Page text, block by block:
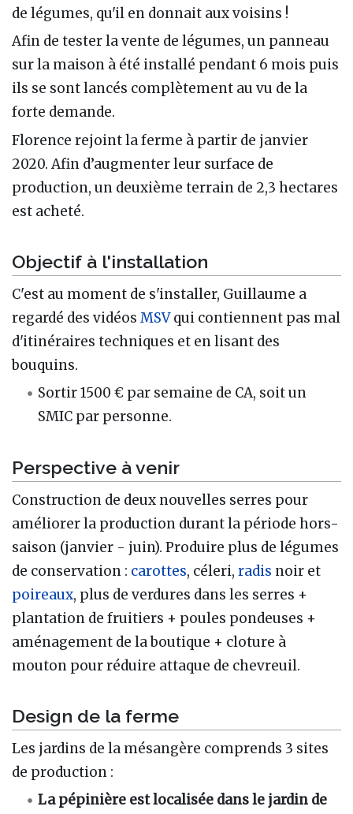
de légumes, qu'il en donnait aux voisins !
Afin de tester la vente de légumes, un panneau
sur la maison à été installé pendant 6 mois puis
ils se sont lancés complètement au vu de la
forte demande.
Florence rejoint la ferme à partir de janvier
2020. Afin d’augmenter leur surface de
production, un deuxième terrain de 2,3 hectares
est acheté.
Objectif à l'installation
C'est au moment de s'installer, Guillaume a
regardé des vidéos MSVqui contiennent pas mal
d'itinéraires techniques et en lisant des
bouquins.
Sortir 1500 € par semaine de CA, soit un
SMIC par personne.
Perspective à venir
Construction de deux nouvelles serres pour
améliorer la production durant la période hors-
saison (janvier - juin). Produire plus de légumes
de conservation : carottes, céleri, radis noir et
poireaux, plus de verdures dans les serres +
plantation de fruitiers + poules pondeuses +
aménagement de la boutique + cloture à
mouton pour réduire attaque de chevreuil.
Design de la ferme
Les jardins de la mésangère comprends 3 sites
de production :
La pépinière est localisée dans le jardin de